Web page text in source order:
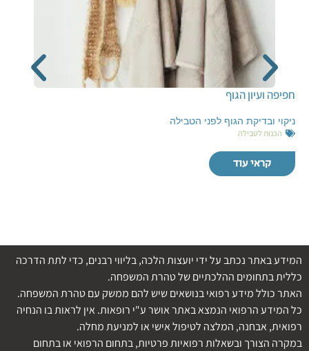
חפיפה ועיון הגוף
ניקוי ובדיקת הגוף לפני הטבילה
הכנות לטבילה
קראי עוד
המידע באתר נכתב על ידי יועצות הלכה, בליווי רבנים, כדי לתת הדרכה
כללית בתחומים ההלכתיים של טהרת המשפחה.
האתר כולל מידע רפואי בנושאים שיש להם ממשק עם טהרת המשפחה.
כל המידע הרפואי הנמצא באתר אושר ע"י רופאות. אין לראות בו הנחיה
רפואית, אבחנה, המלצה לטיפול אישי או למניעת מחלה.
במקרה הצורך ובשאלות רפואיות פרטיות, בתחום הרפואי או בתחום